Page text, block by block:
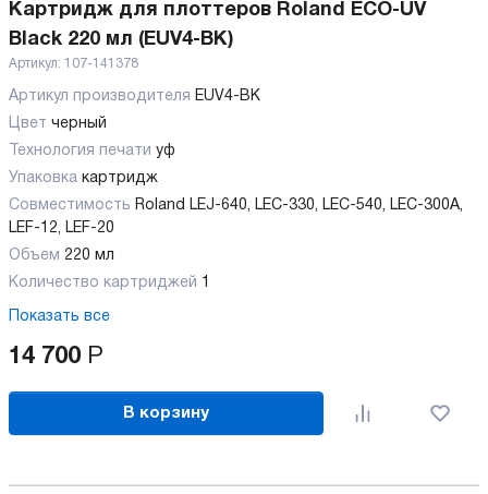
Картридж для плоттеров Roland ECO-UV
Black 220 мл (EUV4-BK)
Артикул: 107-141378
Артикул производителя
EUV4-BK
Цвет черный
Технология печати уф
Упаковка картридж
Совместимость Roland LEJ-640, LEC-330, LEC-540, LEC-300А,
LEF-12, LEF-20
Объем 220 мл
Количество картриджей
1
Показать все
14 700 Р
В корзину